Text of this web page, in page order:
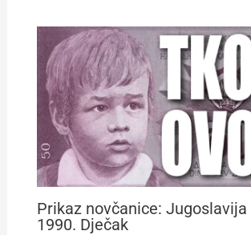
Prikaz novčanice: Jugoslavija
1990. Dječak